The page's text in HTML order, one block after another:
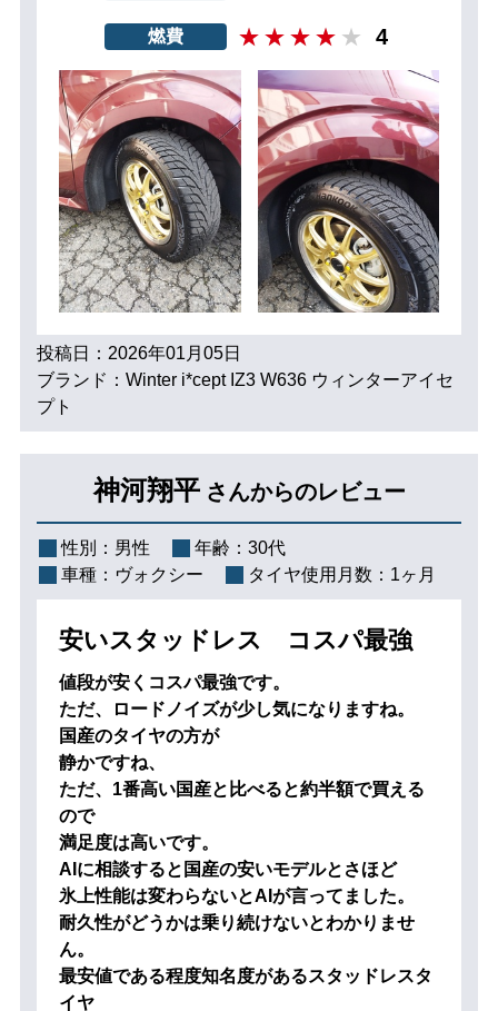
燃費 4
投稿日：2026年01月05日
ブランド：Winter i*cept IZ3 W636 ウィンターアイセ
プト
神河翔平 さんからのレビュー
性別： 男性 年齢： 30代
車種： ヴォクシー タイヤ使用月数： 1ヶ月
安いスタッドレス コスパ最強
値段が安くコスパ最強です。
ただ、ロードノイズが少し気になりますね。
国産のタイヤの方が
静かですね、
ただ、1番高い国産と比べると約半額で買える
ので
満足度は高いです。
AIに相談すると国産の安いモデルとさほど
氷上性能は変わらないとAIが言ってました。
耐久性がどうかは乗り続けないとわかりませ
ん。
最安値である程度知名度があるスタッドレスタ
イヤ